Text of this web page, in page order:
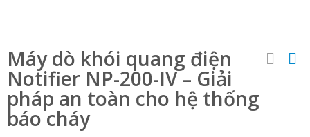
Máy dò khói quang điện
Notifier NP-200-IV – Giải
pháp an toàn cho hệ thống
báo cháy